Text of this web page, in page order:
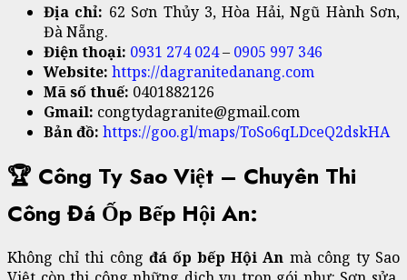
Địa chỉ: 62 Sơn Thủy 3, Hòa Hải, Ngũ Hành Sơn,
Đà Nẵng.
Điện thoại: 0931 274 024– 0905 997 346
Website: https://dagranitedanang.com
Mã số thuế: 0401882126
Gmail: congtydagranite@gmail.com
Bản đồ: https://goo.gl/maps/ToSo6qLDceQ2dskHA
🏆 Công Ty Sao Việt – Chuyên Thi
Công Đá Ốp Bếp Hội An:
Không chỉ thi công đá ốp bếp Hội An mà công ty Sao